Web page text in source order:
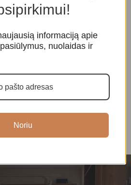
Smilkalai ir kvapai,
informaciją apie
nuolaidas ir
Noriu